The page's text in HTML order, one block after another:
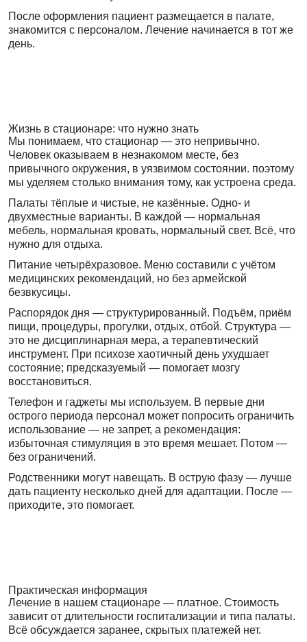
После оформления пациент размещается в палате,
знакомится с персоналом. Лечение начинается в тот же
день.
Жизнь в стационаре: что нужно знать
Мы понимаем, что стационар — это непривычно.
Человек оказываем в незнакомом месте, без
привычного окружения, в уязвимом состоянии. поэтому
мы уделяем столько внимания тому, как устроена среда.
Палаты тёплые и чистые, не казённые. Одно- и
двухместные варианты. В каждой — нормальная
мебель, нормальная кровать, нормальный свет. Всё, что
нужно для отдыха.
Питание четырёхразовое. Меню составили с учётом
медицинских рекомендаций, но без армейской
безвкусицы.
Распорядок дня — структурированный. Подъём, приём
пищи, процедуры, прогулки, отдых, отбой. Структура —
это не дисциплинарная мера, а терапевтический
инструмент. При психозе хаотичный день ухудшает
состояние; предсказуемый — помогает мозгу
восстановиться.
Телефон и гаджеты мы используем. В первые дни
острого периода персонал может попросить ограничить
использование — не запрет, а рекомендация:
избыточная стимуляция в это время мешает. Потом —
без ограничений.
Родственники могут навещать. В острую фазу — лучше
дать пациенту несколько дней для адаптации. После —
приходите, это помогает.
Практическая информация
Лечение в нашем стационаре — платное. Стоимость
зависит от длительности госпитализации и типа палаты.
Всё обсуждается заранее, скрытых платежей нет.